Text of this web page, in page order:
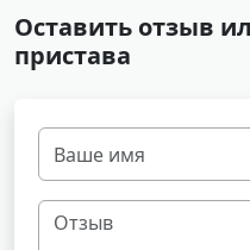
Оставить отзыв
пристава